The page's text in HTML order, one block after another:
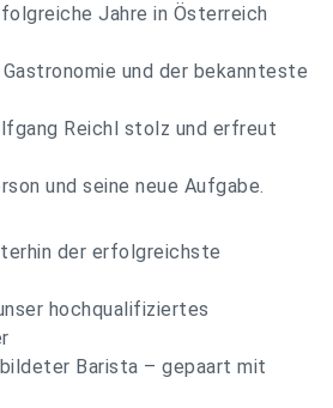
Jahre in Österreich
und der bekannteste
Reichl stolz und erfreut
und seine neue Aufgabe.
der erfolgreichste
hochqualifiziertes
Barista – gepaart mit